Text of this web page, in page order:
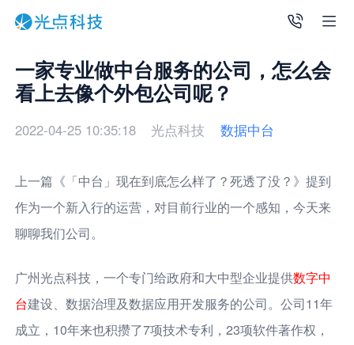
一家专业做中台服务的公司，怎么会
看上去像个外包公司呢？
2022-04-25 10:35:18 光点科技 数据中台
上一篇《「中台」现在到底怎么样了？死透了没？》提到
作为一个新入行的运营，对目前行业的一个感知，今天来
聊聊我们公司。
广州光点科技，一个专门给政府和大中型企业提供数字中
台建设、数据治理及数据应用开发服务的公司。公司11年
成立，10年来也积攒了7项技术专利，23项软件著作权，